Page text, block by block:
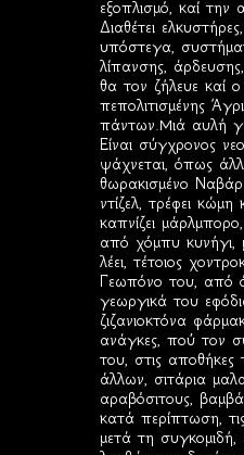
εξοπλισμό, καί την
Διαθέτει
υπόστεγα,
λίπανσης,
θα τον ζήλευε καί
πεπολιτισμένης
πάντων.Mιά αυλή
Είναι σύγχρονος
ψάχνεται, όπως
θωρακισμένο
ντίζελ, τρέφει κώμη
καπνίζει
από χόμπυ κυνήγι,
λέει, τέτοιος
Γεωπόνο του, από
γεωργικά του
ζιζανιοκτόνα
ανάγκες, πού τον
του, στις αποθήκες
άλλων, σιτάρια
αραβόσιτους,
κατά περίπτωση,
μετά τη συγκομιδή,